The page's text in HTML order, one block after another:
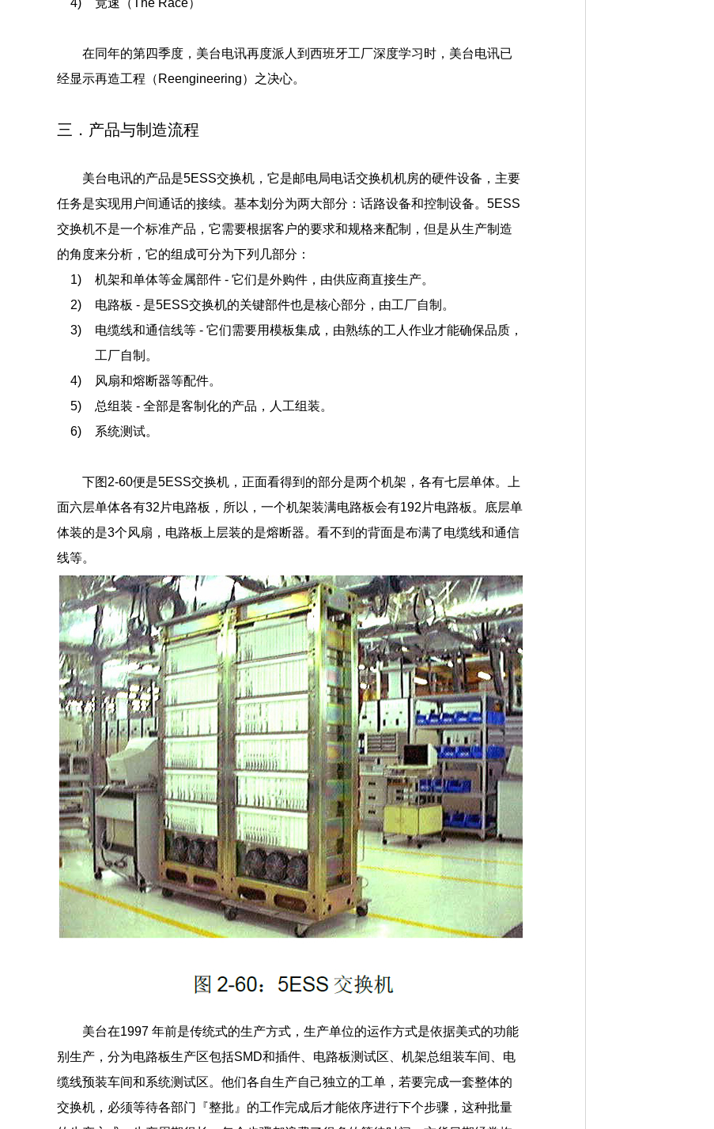
4)
竟速（The Race）
在同年的第四季度，美台电讯再度派人到西班牙工厂深度学习时，美台电讯已
经显示再造工程（Reengineering）之决心。
三．产品与制造流程
美台电讯的产品是5ESS交换机，它是邮电局电话交换机机房的硬件设备，主要
任务是实现用户间通话的接续。基本划分为两大部分：话路设备和控制设备。5ESS
交换机不是一个标准产品，它需要根据客户的要求和规格来配制，但是从生产制造
的角度来分析，它的组成可分为下列几部分：
1)
机架和单体等金属部件 - 它们是外购件，由供应商直接生产。
2)
电路板 - 是5ESS交换机的关键部件也是核心部分，由工厂自制。
3)
电缆线和通信线等 - 它们需要用模板集成，由熟练的工人作业才能确保品质，
工厂自制。
4)
风扇和熔断器等配件。
5)
总组装 - 全部是客制化的产品，人工组装。
6)
系统测试。
下图2-60便是5ESS交换机，正面看得到的部分是两个机架，各有七层单体。上
面六层单体各有32片电路板，所以，一个机架装满电路板会有192片电路板。底层单
体装的是3个风扇，电路板上层装的是熔断器。看不到的背面是布满了电缆线和通信
线等。
美台在1997 年前是传统式的生产方式，生产单位的运作方式是依据美式的功能
别生产，分为电路板生产区包括SMD和插件、电路板测试区、机架总组装车间、电
缆线预装车间和系统测试区。他们各自生产自己独立的工单，若要完成一套整体的
交换机，必须等待各部门『整批』的工作完成后才能依序进行下个步骤，这种批量